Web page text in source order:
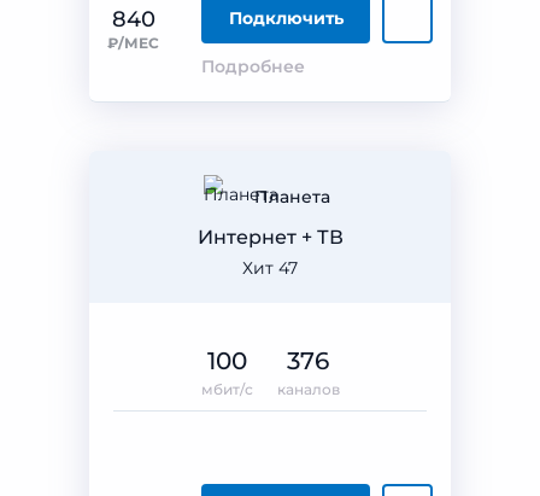
840
₽/МЕС
Подключить
Подробнее
Планета
Хит 47
Интернет + ТВ
100
мбит/с
376
каналов